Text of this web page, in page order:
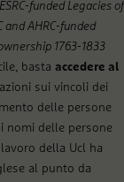
ESRC-funded Legacies of
and AHRC-funded
1763-1833
basta accedere al
sui vincoli dei
delle persone
nomi delle persone
della Ucl ha
al punto da